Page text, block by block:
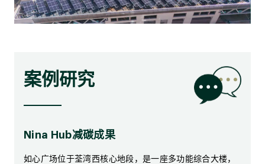
案例研究
Nina Hub减碳成果
如心广场位于荃湾西核心地段，是一座多功能综合大楼，